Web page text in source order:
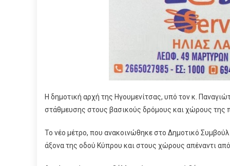
Η δημοτική αρχή της Ηγουμενίτσας, υπό τον κ.
στάθμευσης στους βασικούς δρόμους και χώρους της
Το νέο μέτρο, που ανακοινώθηκε στο Δημοτικό
άξονα της οδού Κύπρου και στους χώρους απέναντι